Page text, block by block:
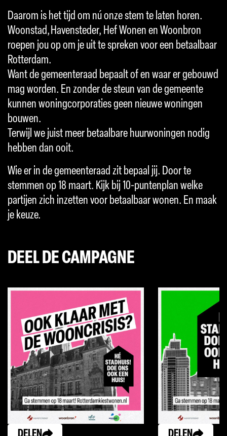
Daarom is het tijd om nú onze stem te laten horen.
Woonstad,Havensteder, Hef Wonen en Woonbron
roepen jou op om je uit te spreken voor een betaalbaar
Rotterdam.
Want de gemeenteraad bepaalt of en waar er gebouwd
mag worden. En zonder de steun van de gemeente
kunnen woningcorporaties geen nieuwe woningen
bouwen.
Terwijl we juist meer betaalbare huurwoningen nodig
hebben dan ooit.
Wie er in de gemeenteraad zit bepaal jij. Door te
stemmen op 18 maart. Kijk bij 10-puntenplan welke
partijen zich inzetten voor betaalbaar wonen. En maak
je keuze.
DEEL DE CAMPAGNE
DELEN DELEN